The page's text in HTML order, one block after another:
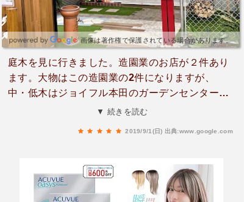
画像は著作権で保護されている場合があります。
庭木を見に行きました。造園業のお店が２件あり
ます。大物はこの造園業の2件になりますが、
中・低木はジョイフル本田のガーデンセンターで
も扱っていますので、この3つを比べながらの選
れるので、お目当てでないものもあって、アイデ
ア探しにも役立ちます。庭木の場合、冬にどんな
姿になるのかも重要。四季で確認してからの最終
▼ 続きを読む
2019/9/1(日) 出典:www.google.com